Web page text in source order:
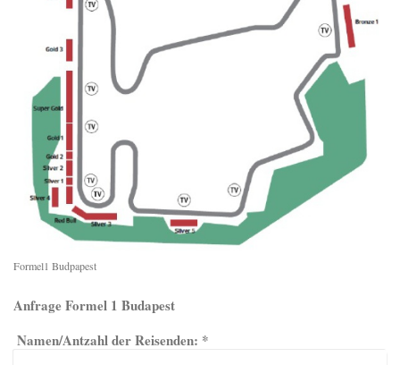
Formel1 Budpapest
Anfrage Formel 1 Budapest
Namen/Antzahl der Reisenden: *